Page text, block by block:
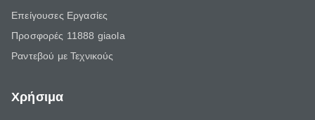
Επείγουσες Εργασίες
Προσφορές 11888 giaola
Ραντεβού με Τεχνικούς
Χρήσιμα